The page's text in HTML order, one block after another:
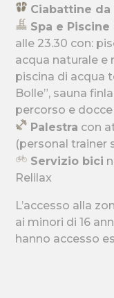
Ciabattine da
Spa e Piscine
alle 23.30 con:
acqua naturale e
piscina di acqua
Bolle”, sauna
percorso e
Palestra con
(personal trainer
Servizio bici
Relilax
L’accesso alla
ai minori di 16
hanno accesso